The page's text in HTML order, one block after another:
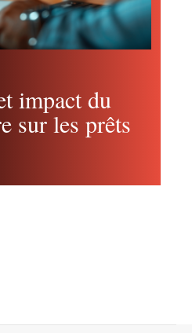
impact du
sur les prêts